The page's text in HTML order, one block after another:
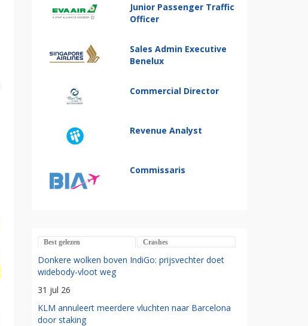
Junior Passenger Traffic
Officer
Sales Admin Executive
Benelux
Commercial Director
Revenue Analyst
Commissaris
Best gelezen Crashes
Donkere wolken boven IndiGo: prijsvechter doet
widebody-vloot weg
31 jul 26
KLM annuleert meerdere vluchten naar Barcelona
door staking